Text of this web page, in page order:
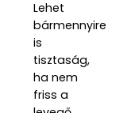
Lehet
bármennyire
is
tisztaság,
ha nem
friss a